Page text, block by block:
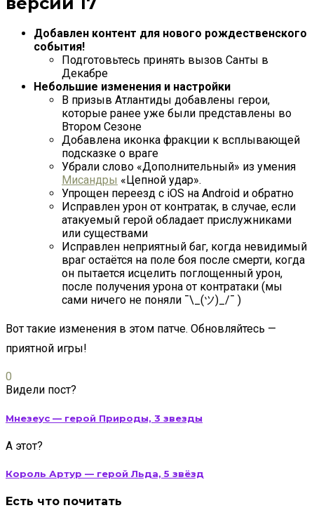
Добавлен контент для нового рождественского
события!
Подготовьтесь принять вызов Санты в
Декабре
Небольшие изменения и настройки
В призыв Атлантиды добавлены герои,
которые ранее уже были представлены во
Втором Сезоне
Добавлена иконка фракции к всплывающей
подсказке о враге
Убрали слово «Дополнительный» из умения
Мисандры «Цепной удар».
Упрощен переезд с iOS на Android и обратно
Исправлен урон от контратак, в случае, если
атакуемый герой обладает прислужниками
или существами
Исправлен неприятный баг, когда невидимый
враг остаётся на поле боя после смерти, когда
он пытается исцелить поглощенный урон,
после получения урона от контратаки (мы
сами ничего не поняли ¯\_(ツ)_/¯ )
Вот такие изменения в этом патче. Обновляйтесь —
приятной игры!
0
Видели пост?
Мнезеус — герой Природы, 3 звезды
А этот?
Король Артур — герой Льда, 5 звёзд
Есть что почитать